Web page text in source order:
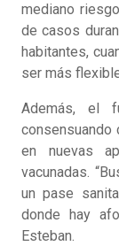
mediano
de casos
habitantes,
ser más
Además, el
en nuevas
vacunadas.
un pase
donde hay
Esteban.